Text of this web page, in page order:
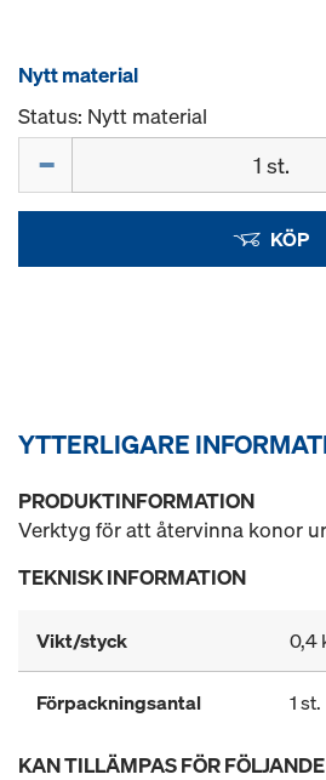
Nytt material
Status: Nytt material
KÖP
YTTERLIGARE
PRODUKTINFORMATION
Verktyg för att återvinna konor
TEKNISK INFORMATION
Vikt/styck 0,4
Förpackningsantal 1 st.
KAN TILLÄMPAS FÖR